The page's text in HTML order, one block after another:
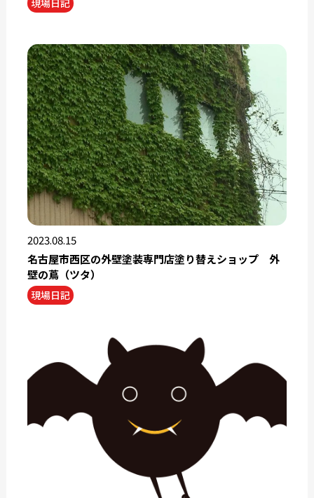
現場日記
2023.08.15
名古屋市西区の外壁塗装専門店塗り替えショップ 外
壁の蔦（ツタ）
現場日記